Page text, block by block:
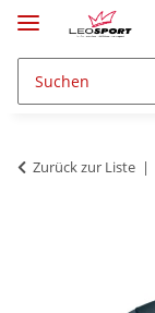
Zurück zur Liste